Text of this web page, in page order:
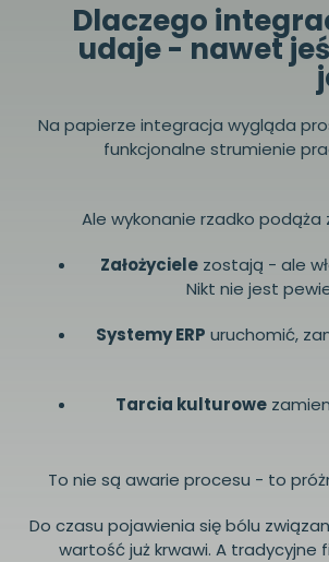
Dlaczego
udaje - nawet
Na papierze integracja wygląda
funkcjonalne strumienie
Ale wykonanie rzadko podąża
Założyciele zostają - ale
Nikt nie jest
Systemy ERP uruchomić,
Tarcia kulturowe
To nie są awarie procesu - to
Do czasu pojawienia się bólu
wartość już krwawi. A tradycyjne